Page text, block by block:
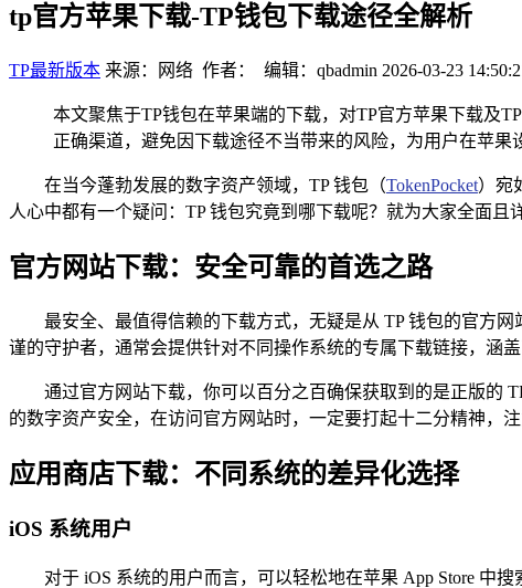
tp官方苹果下载-TP钱包下载途径全解析
TP最新版本 来源：网络 作者： 编辑：qbadmin 2026-03-23
本文聚焦于TP钱包在苹果端的下载，对TP官方苹果下载及
正确渠道，避免因下载途径不当带来的风险，为用户在苹果
在当今蓬勃发展的数字资产领域，TP 钱包（TokenPocket）宛
人心中都有一个疑问：TP 钱包究竟到哪下载呢？就为大家全面且
官方网站下载：安全可靠的首选之路
最安全、最值得信赖的下载方式，无疑是从 TP 钱包的官方
谨的守护者，通常会提供针对不同操作系统的专属下载链接，涵盖
通过官方网站下载，你可以百分之百确保获取到的是正版的
的数字资产安全，在访问官方网站时，一定要打起十二分精神，
应用商店下载：不同系统的差异化选择
iOS 系统用户
对于 iOS 系统的用户而言，可以轻松地在苹果 App Store 中